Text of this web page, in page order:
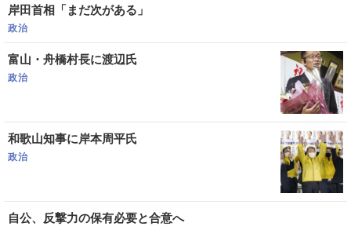
恋愛
コメントポスト アリ／ナシ
登録・ログイン/マイルーム
岸田首相「まだ次がある」
政治
富山・舟橋村長に渡辺氏
政治
和歌山知事に岸本周平氏
政治
自公、反撃力の保有必要と合意へ